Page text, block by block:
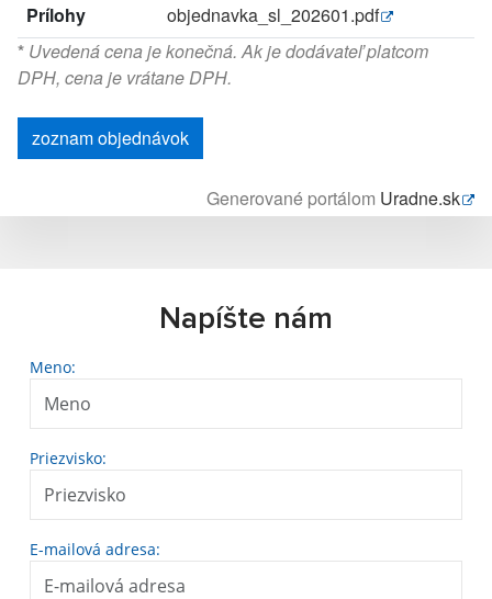
Prílohy
objednavka_sl_202601.pdf
* Uvedená cena je konečná. Ak je dodávateľ platcom
DPH, cena je vrátane DPH.
zoznam objednávok
Generované portálom Uradne.sk
Napíšte nám
Meno:
Priezvisko:
E-mailová adresa: